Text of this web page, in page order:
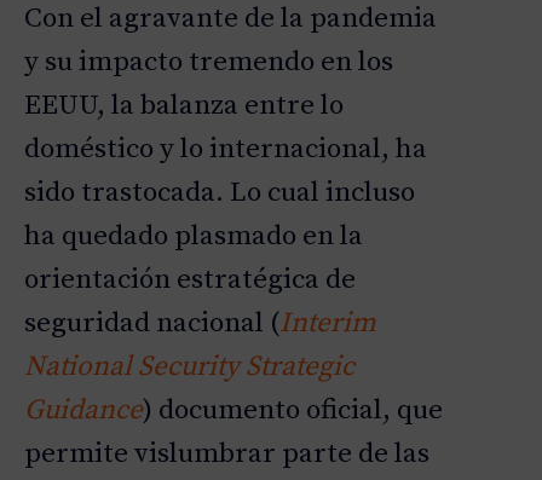
Con el agravante de la pandemia
y su impacto tremendo en los
EEUU, la balanza entre lo
doméstico y lo internacional, ha
sido trastocada. Lo cual incluso
ha quedado plasmado en la
orientación estratégica de
seguridad nacional (Interim
National Security Strategic
Guidance) documento oficial, que
permite vislumbrar parte de las